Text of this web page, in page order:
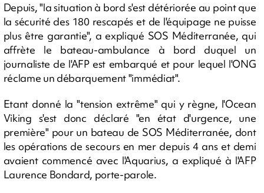
Depuis, "la situation à bord s'est détériorée au point que
la sécurité des 180 rescapés et de l'équipage ne puisse
plus être garantie", a expliqué SOS Méditerranée, qui
affrète le bateau-ambulance à bord duquel un
journaliste de l'AFP est embarqué et pour lequel l'ONG
réclame un débarquement "immédiat".
Etant donné la "tension extrême" qui y règne, l'Ocean
Viking s'est donc déclaré "en état d'urgence, une
première" pour un bateau de SOS Méditerranée, dont
les opérations de secours en mer depuis 4 ans et demi
avaient commencé avec l'Aquarius, a expliqué à l'AFP
Laurence Bondard, porte-parole.